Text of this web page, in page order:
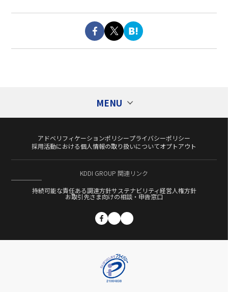
MENU
タグ
Ad Generation AI au PAY
Cookieレス
DATUM STUDIO
DSP
DX EC Fortuna
GPS
PMP
S4
S4Ads ScaleOut
ScaleOut DSP
Supership Creative AI
Supership ECコンサルティングサービス
カテゴリー
イベント
アドベリフィケーションポリシープライバシーポリシー
採用活動における個人情報の取り扱いについてオプトアウト
KDDI GROUP 関連リンク
持続可能な責任ある調達方針サステナビリティ経営人権方針
お取引先さま向けの相談・申告窓口